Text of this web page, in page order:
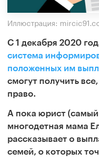
Иллюстрация:
С 1 декабря 2020
система
положенных им
смогут получить
право.
А пока юрист
многодетная мама
рассказывает о
семей, о которых